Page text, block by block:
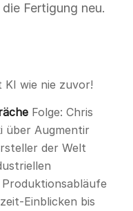
Fertigung neu.
KI wie nie zuvor!
Folge: Chris
über Augmentir
der Welt
Einblicken bis